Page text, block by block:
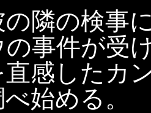
隣の検事
の事件が受
感したカ
始める。